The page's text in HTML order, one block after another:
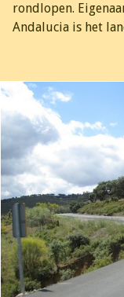
rondlopen.
Andalucia is het